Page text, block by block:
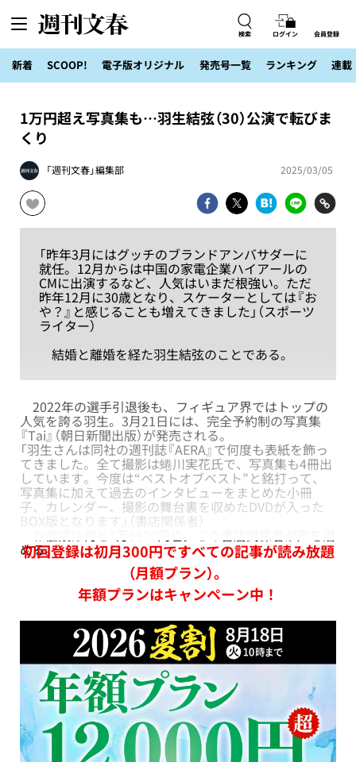
検索 ログイン 会員登録
新着 SCOOP! 電子版オリジナル 発売号一覧 ランキング 連載
1万円超え写真集も…羽生結弦（30）公演で転びま
くり
「週刊文春」編集部 2025/03/05
「昨年3月にはグッチのブランドアンバサダーに
就任。12月からは中国の家電企業ハイアールの
CMに出演するなど、人気はいまだ根強い。ただ
昨年12月に30歳となり、スケーターとしては『お
や？』と感じることも増えてきました」（スポーツ
ライター）
結婚と離婚を経た羽生結弦のことである。
2022年の選手引退後も、フィギュア界ではトップの
人気を誇る羽生。3月21日には、完全予約制の写真集
『Tai』（朝日新聞出版）が発売される。
「羽生さんは同社の週刊誌『AERA』で何度も表紙を飾っ
てきました。全て撮影は蜷川実花氏で、写真集も4冊出
しています。今度は“ベストオブベスト”と銘打って、
写真集に加えて過去のインタビューをまとめた小冊
子、カレンダー、撮影の舞台裏を収めたDVDが入った
BOX版となります」（書店関係者）
める。
初回登録は初月300円ですべての記事が読み放題
（月額プラン）。
年額プランはキャンペーン中！